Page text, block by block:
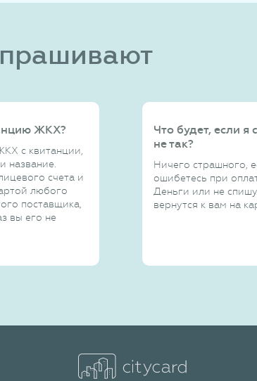
ЖКХ?
с квитанции,
название.
счета и
любого
поставщика,
вы его не
Что будет, если я
не так?
Ничего страшного,
ошибетесь при
Деньги или не
вернутся к вам на